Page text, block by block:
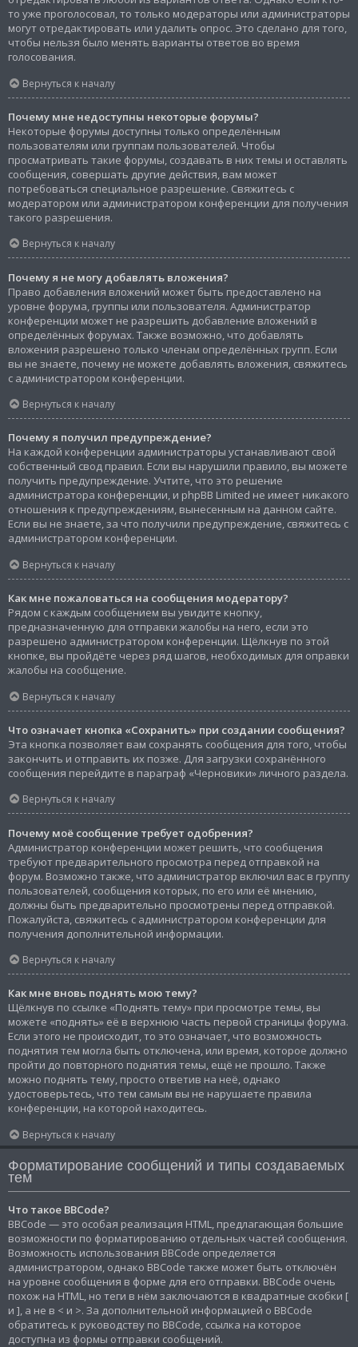
то уже проголосовал, то только модераторы или администраторы
могут отредактировать или удалить опрос. Это сделано для того,
чтобы нельзя было менять варианты ответов во время
голосования.
Вернуться к началу
Почему мне недоступны некоторые форумы?
Некоторые форумы доступны только определённым
пользователям или группам пользователей. Чтобы
просматривать такие форумы, создавать в них темы и оставлять
сообщения, совершать другие действия, вам может
потребоваться специальное разрешение. Свяжитесь с
модератором или администратором конференции для получения
такого разрешения.
Вернуться к началу
Почему я не могу добавлять вложения?
Право добавления вложений может быть предоставлено на
уровне форума, группы или пользователя. Администратор
конференции может не разрешить добавление вложений в
определённых форумах. Также возможно, что добавлять
вложения разрешено только членам определённых групп. Если
вы не знаете, почему не можете добавлять вложения, свяжитесь
с администратором конференции.
Вернуться к началу
Почему я получил предупреждение?
На каждой конференции администраторы устанавливают свой
собственный свод правил. Если вы нарушили правило, вы можете
получить предупреждение. Учтите, что это решение
администратора конференции, и phpBB Limited не имеет никакого
отношения к предупреждениям, вынесенным на данном сайте.
Если вы не знаете, за что получили предупреждение, свяжитесь с
администратором конференции.
Вернуться к началу
Как мне пожаловаться на сообщения модератору?
Рядом с каждым сообщением вы увидите кнопку,
предназначенную для отправки жалобы на него, если это
разрешено администратором конференции. Щёлкнув по этой
кнопке, вы пройдёте через ряд шагов, необходимых для оправки
жалобы на сообщение.
Вернуться к началу
Что означает кнопка «Сохранить» при создании сообщения?
Эта кнопка позволяет вам сохранять сообщения для того, чтобы
закончить и отправить их позже. Для загрузки сохранённого
сообщения перейдите в параграф «Черновики» личного раздела.
Вернуться к началу
Почему моё сообщение требует одобрения?
Администратор конференции может решить, что сообщения
требуют предварительного просмотра перед отправкой на
форум. Возможно также, что администратор включил вас в группу
пользователей, сообщения которых, по его или её мнению,
должны быть предварительно просмотрены перед отправкой.
Пожалуйста, свяжитесь с администратором конференции для
получения дополнительной информации.
Вернуться к началу
Как мне вновь поднять мою тему?
Щёлкнув по ссылке «Поднять тему» при просмотре темы, вы
можете «поднять» её в верхнюю часть первой страницы форума.
Если этого не происходит, то это означает, что возможность
поднятия тем могла быть отключена, или время, которое должно
пройти до повторного поднятия темы, ещё не прошло. Также
можно поднять тему, просто ответив на неё, однако
удостоверьтесь, что тем самым вы не нарушаете правила
конференции, на которой находитесь.
Вернуться к началу
Форматирование сообщений и типы создаваемых
тем
Что такое BBCode?
BBCode — это особая реализация HTML, предлагающая большие
возможности по форматированию отдельных частей сообщения.
Возможность использования BBCode определяется
администратором, однако BBCode также может быть отключён
на уровне сообщения в форме для его отправки. BBCode очень
похож на HTML, но теги в нём заключаются в квадратные скобки [
и ], а не в < и >. За дополнительной информацией о BBCode
обратитесь к руководству по BBCode, ссылка на которое
доступна из формы отправки сообщений.